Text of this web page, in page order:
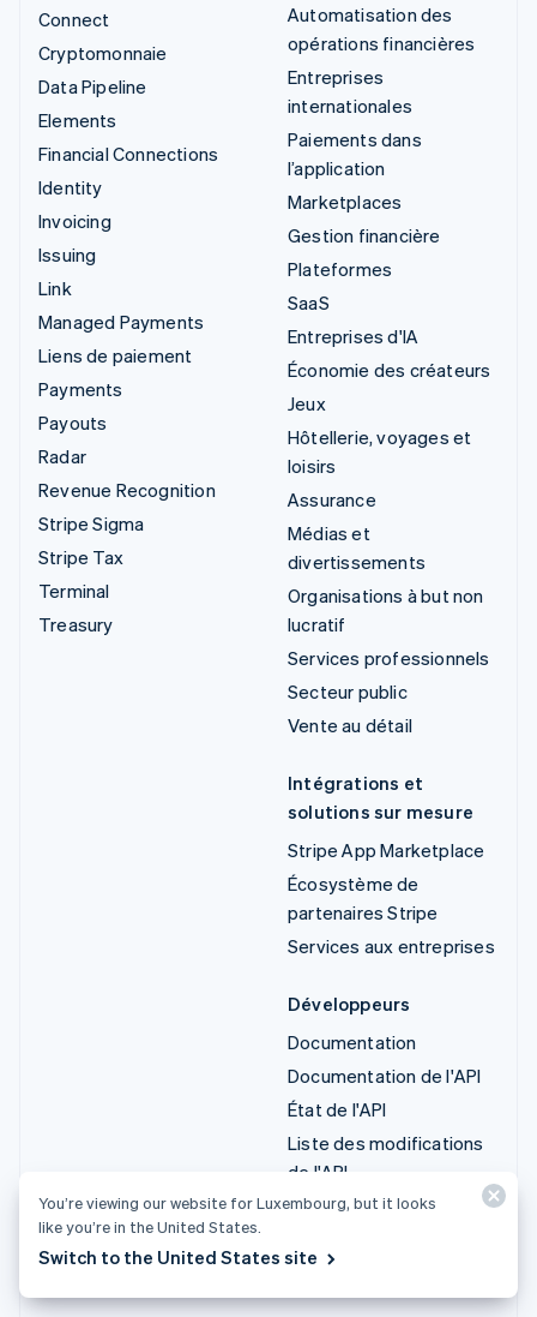
Connect
Cryptomonnaie
Data Pipeline
Elements
Financial Connections
Identity
Invoicing
Issuing
Link
Managed Payments
Liens de paiement
Payments
Payouts
Radar
Revenue Recognition
Stripe Sigma
Stripe Tax
Terminal
Treasury
Automatisation des
opérations financières
Entreprises
internationales
Paiements dans
l’application
Marketplaces
Gestion financière
Plateformes
SaaS
Entreprises d'IA
Économie des créateurs
Jeux
Hôtellerie, voyages et
loisirs
Assurance
Médias et
divertissements
Organisations à but non
lucratif
Services professionnels
Secteur public
Vente au détail
Intégrations et
solutions sur mesure
Stripe App Marketplace
Écosystème de
partenaires Stripe
Services aux entreprises
Développeurs
Documentation
Documentation de l'API
État de l'API
Liste des modifications
de l'API
Bibliothèques et SDK
Blog du développeur
You’re viewing our website for Luxembourg, but it looks
like you’re in the United States.
Switch to the United States site